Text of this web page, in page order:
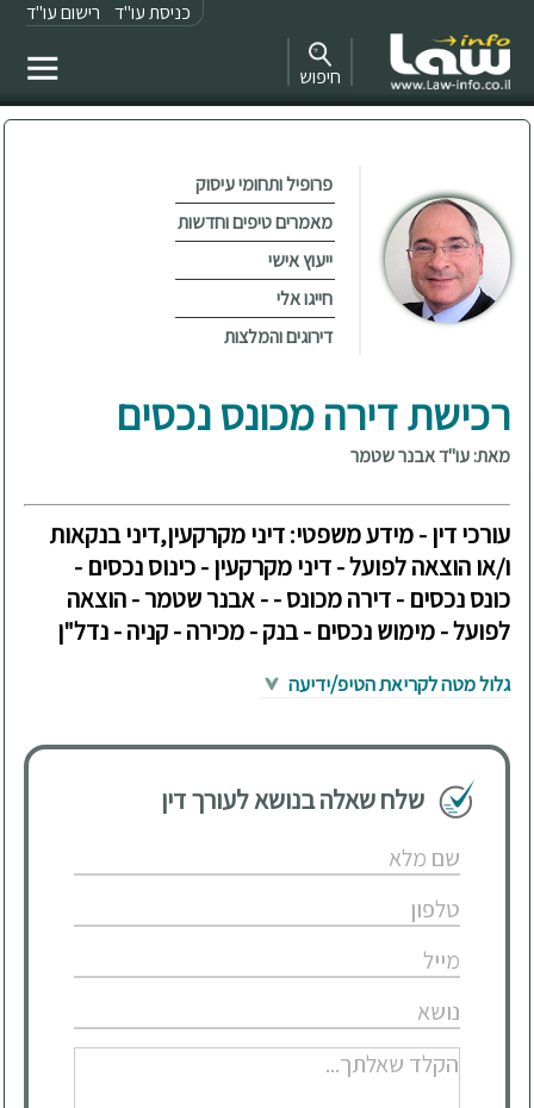
כניסת עו"ד רישום עו"ד
חיפוש
פרופיל ותחומי עיסוק
מאמרים טיפים וחדשות
ייעוץ אישי
חייגו אלי
דירוגים והמלצות
רכישת דירה מכונס נכסים
מאת: עו"ד אבנר שטמר
עורכי דין - מידע משפטי: דיני מקרקעין,דיני בנקאות
ו/או הוצאה לפועל - דיני מקרקעין - כינוס נכסים -
כונס נכסים - דירה מכונס - - אבנר שטמר - הוצאה
לפועל - מימוש נכסים - בנק - מכירה - קניה - נדל"ן
גלול מטה לקריאת הטיפ/ידיעה
שלח שאלה בנושא לעורך דין